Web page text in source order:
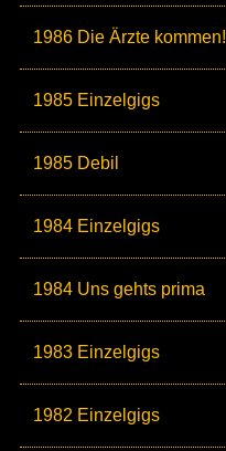
1986 Die Ärzte kommen!
1985 Einzelgigs
1985 Debil
1984 Einzelgigs
1984 Uns gehts prima
1983 Einzelgigs
1982 Einzelgigs